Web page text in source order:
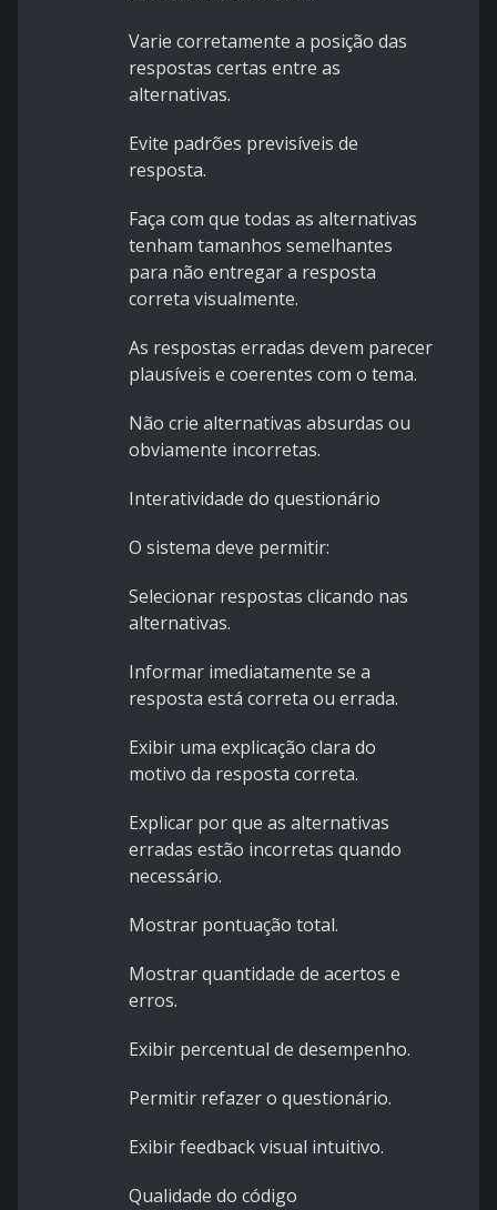
Varie corretamente a posição das
respostas certas entre as
alternativas.
Evite padrões previsíveis de
resposta.
Faça com que todas as alternativas
tenham tamanhos semelhantes
para não entregar a resposta
correta visualmente.
As respostas erradas devem parecer
plausíveis e coerentes com o tema.
Não crie alternativas absurdas ou
obviamente incorretas.
Interatividade do questionário
O sistema deve permitir:
Selecionar respostas clicando nas
alternativas.
Informar imediatamente se a
resposta está correta ou errada.
Exibir uma explicação clara do
motivo da resposta correta.
Explicar por que as alternativas
erradas estão incorretas quando
necessário.
Mostrar pontuação total.
Mostrar quantidade de acertos e
erros.
Exibir percentual de desempenho.
Permitir refazer o questionário.
Exibir feedback visual intuitivo.
Qualidade do código